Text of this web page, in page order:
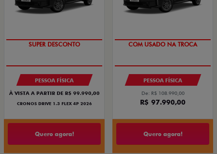
BÔNUS DE ATÉ R$ 14 MIL
PESSOA FÍSICA
À VISTA A PARTIR DE R$ 99.990,00
CRONOS DRIVE 1.3 FLEX 4P 2026
Quero agora!
SUPER DESCONTO
PESSOA FÍSICA
De: R$ 108.990,00
R$ 97.990,00
Quero agora!